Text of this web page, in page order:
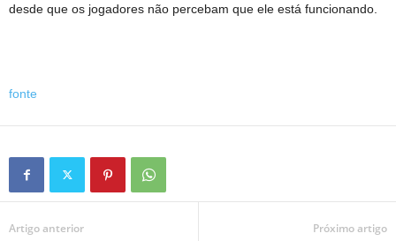
desde que os jogadores não percebam que ele está funcionando.
fonte
Artigo anterior Próximo artigo